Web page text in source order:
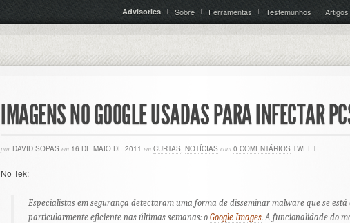
Advisories Sobre Ferramentas Testemunhos Artigos
IMAGENS NO GOOGLE USADAS PARA INFECTAR
por DAVID SOPAS em 16 DE MAIO DE 2011 em CURTAS, NOTÍCIAS com 0 COMENTÁRIOS TWEET
No Tek:
Especialistas em segurança detectaram uma forma de disseminar malware que se
particularmente eficiente nas últimas semanas: o Google Images. A funcionalidade do